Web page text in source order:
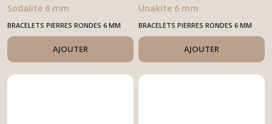
Sodalite 6 mm
BRACELETS PIERRES RONDES 6 MM
AJOUTER
Unakite 6 mm
BRACELETS PIERRES RONDES 6 MM
AJOUTER